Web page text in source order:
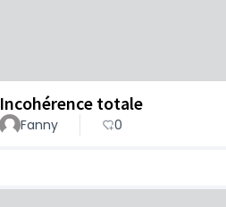
Incohérence totale
Fanny 0